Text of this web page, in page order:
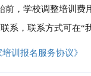
前，学校调整培训
系，联系方式可在
培训报名服务协议》